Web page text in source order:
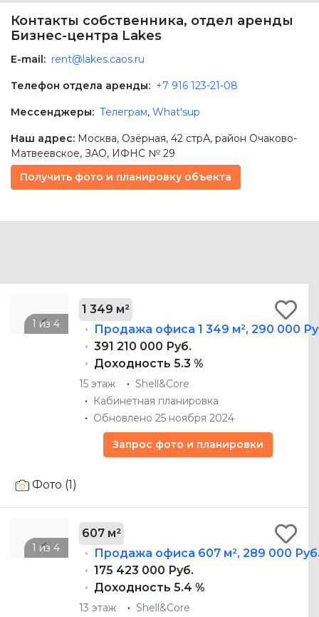
Контакты собственника, отдел аренды
Бизнес-центра Lakes
E-mail: rent@lakes.caos.ru
Телефон отдела аренды: +7 916 123-21-08
Мессенджеры: Телеграм, What'sup
Наш адрес: Москва, Озёрная, 42 стрА, район Очаково-
Матвеевское, ЗАО, ИФНС № 29
Получить фото и планировку объекта
1 349 м²
Продажа офиса 1 349 м², 290 000
391 210 000 Руб.
Доходность 5.3 %
15 этаж
Shell&Core
Кабинетная планировка
Обновлено 25 ноября 2024
Запрос фото и планировки
Фото (1)
607 м²
Продажа офиса 607 м², 289 000
175 423 000 Руб.
Доходность 5.4 %
13 этаж
Shell&Core